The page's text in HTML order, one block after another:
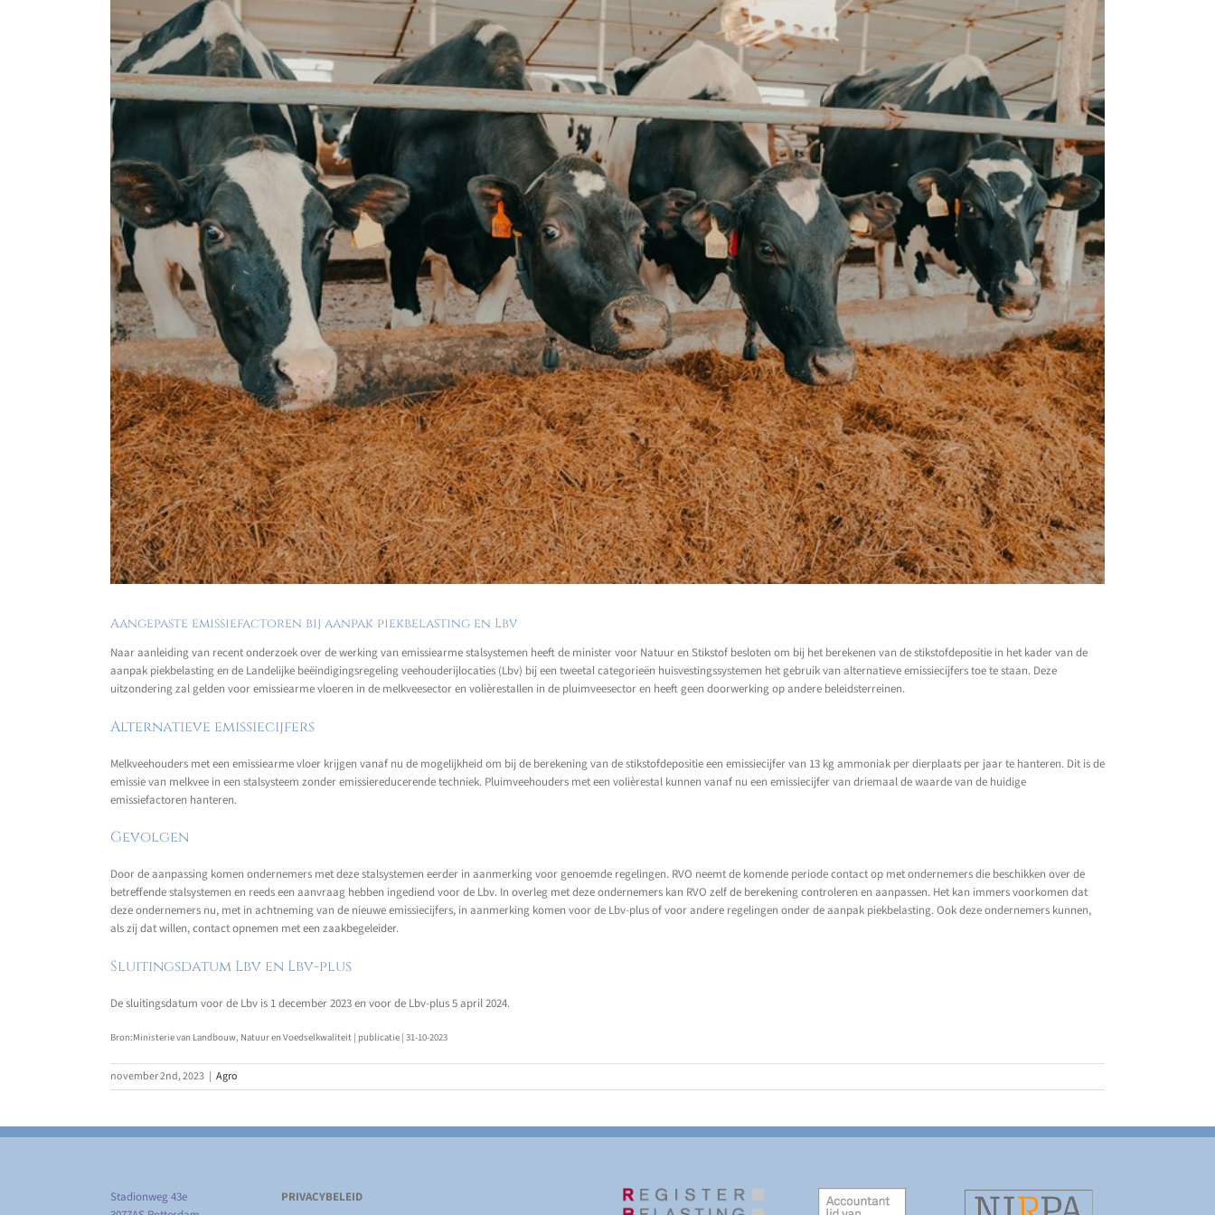
Aangepaste emissiefactoren bij aanpak piekbelasting en Lbv
Naar aanleiding van recent onderzoek over de werking van emissiearme stalsystemen heeft de minister voor Natuur en Stikstof besloten om bij het berekenen van de stikstofdepositie in het kader van de
aanpak piekbelasting en de Landelijke beëindigingsregeling veehouderijlocaties (Lbv) bij een tweetal categorieën huisvestingssystemen het gebruik van alternatieve emissiecijfers toe te staan. Deze
uitzondering zal gelden voor emissiearme vloeren in de melkveesector en volièrestallen in de pluimveesector en heeft geen doorwerking op andere beleidsterreinen.
Alternatieve emissiecijfers
Melkveehouders met een emissiearme vloer krijgen vanaf nu de mogelijkheid om bij de berekening van de stikstofdepositie een emissiecijfer van 13 kg ammoniak per dierplaats per jaar te hanteren. Dit is de
emissie van melkvee in een stalsysteem zonder emissiereducerende techniek. Pluimveehouders met een volièrestal kunnen vanaf nu een emissiecijfer van driemaal de waarde van de huidige
emissiefactoren hanteren.
Gevolgen
Door de aanpassing komen ondernemers met deze stalsystemen eerder in aanmerking voor genoemde regelingen. RVO neemt de komende periode contact op met ondernemers die beschikken over de
betreffende stalsystemen en reeds een aanvraag hebben ingediend voor de Lbv. In overleg met deze ondernemers kan RVO zelf de berekening controleren en aanpassen. Het kan immers voorkomen dat
deze ondernemers nu, met in achtneming van de nieuwe emissiecijfers, in aanmerking komen voor de Lbv-plus of voor andere regelingen onder de aanpak piekbelasting. Ook deze ondernemers kunnen,
als zij dat willen, contact opnemen met een zaakbegeleider.
Sluitingsdatum Lbv en Lbv-plus
De sluitingsdatum voor de Lbv is 1 december 2023 en voor de Lbv-plus 5 april 2024.
Bron:Ministerie van Landbouw, Natuur en Voedselkwaliteit | publicatie | 31-10-2023
november 2nd, 2023 | Agro
Stadionweg 43e
PRIVACYBELEID